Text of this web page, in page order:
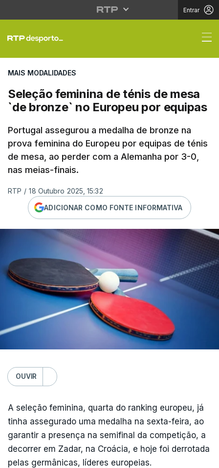
Entrar
Seleção feminina de
MAIS MODALIDADES
Seleção feminina de ténis de mesa
`de bronze` no Europeu por equipas
Portugal assegurou a medalha de bronze na
prova feminina do Europeu por equipas de ténis
de mesa, ao perder com a Alemanha por 3-0,
nas meias-finais.
RTP / 18 Outubro 2025, 15:32
ADICIONAR COMO FONTE INFORMATIVA
OUVIR
A seleção feminina, quarta do ranking europeu, já
tinha assegurado uma medalha na sexta-feira, ao
garantir a presença na semifinal da competição, a
decorrer em Zadar, na Croácia, e hoje foi derrotada
pelas germânicas, líderes europeias.